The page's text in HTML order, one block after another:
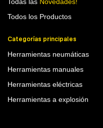
Todos los Productos
Categorías principales
Herramientas neumáticas
Herramientas manuales
Herramientas eléctricas
Herramientas a explosión